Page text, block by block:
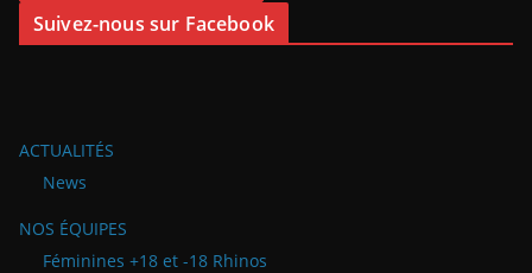
Suivez-nous sur Facebook
ACTUALITÉS
News
NOS ÉQUIPES
Féminines +18 et -18 Rhinos